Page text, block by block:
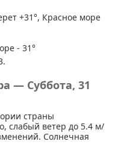
+31°, Красное море
- 31°
— Суббота, 31
страны
слабый ветер до 5.4 м/
Солнечная